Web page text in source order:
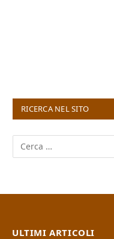
RICERCA NEL SITO
ULTIMI ARTICOLI